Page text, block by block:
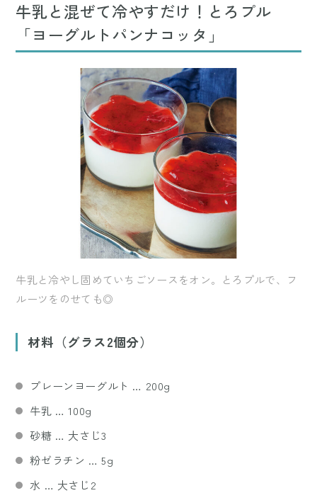
牛乳と混ぜて冷やすだけ！とろプル
「ヨーグルトパンナコッタ」
牛乳と冷やし固めていちごソースをオン。とろプルで、フ
ルーツをのせても◎
材料（グラス2個分）
プレーンヨーグルト … 200g
牛乳 … 100g
砂糖 … 大さじ3
粉ゼラチン … 5g
水 … 大さじ2